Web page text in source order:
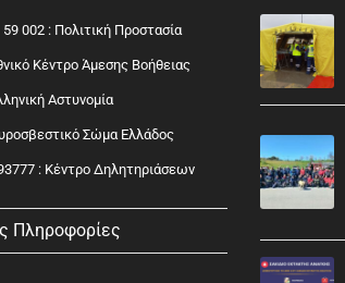
002 : Πολιτική Προστασία
Κέντρο Άμεσης Βοήθειας
Αστυνομία
Σώμα Ελλάδος
: Kέντρο Δηλητηριάσεων
Πληροφορίες